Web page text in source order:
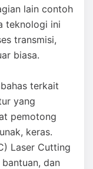
lain contoh
teknologi ini
transmisi,
biasa.
terkait
yang
pemotong
keras.
Laser Cutting
dan